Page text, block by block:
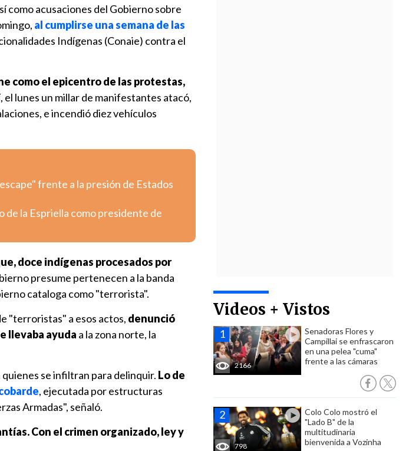
Videos + Vistos
2166
Senadoras Flores y
Campillai se enfrascaron
en una pelea "cuma"
frente a las cámaras
798
Colo Colo mostró el
"Lado B" de la
multitudinaria
bienvenida a Vozinha
como acusaciones del Gobierno sobre
al cumplirse una semana de las
Indígenas (Conaie) contra el
como el epicentro de las protestas,
el lunes un millar de manifestantes atacó,
e incendió diez vehículos
frente a la presión de Estados
la Espriella como presidente de
doce indígenas procesados por
presume pertenecen a la banda
cataloga como "terrorista".
"terroristas" a esos actos, denunció
llevaba ayuda a la zona norte, la
se infiltran para delinquir. Lo de
, ejecutada por estructuras
Armadas", señaló.
Con el crimen organizado, ley y